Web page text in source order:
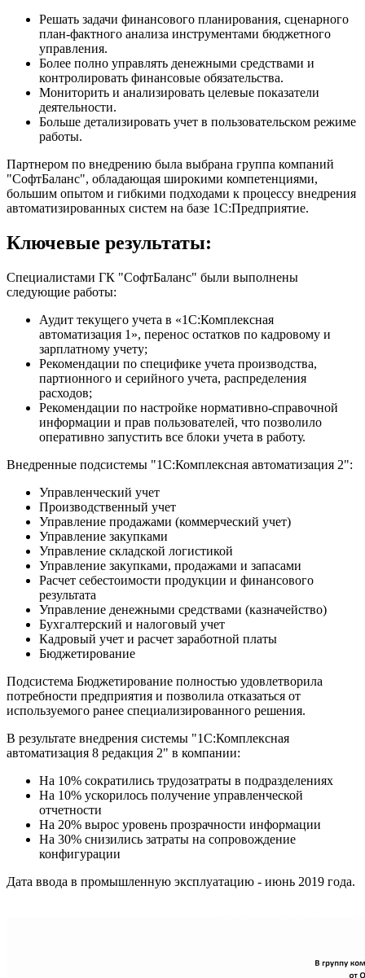
Решать задачи финансового планирования, сценарного
план-фактного анализа инструментами бюджетного
управления.
Более полно управлять денежными средствами и
контролировать финансовые обязательства.
Мониторить и анализировать целевые показатели
деятельности.
Больше детализировать учет в пользовательском режиме
работы.
Партнером по внедрению была выбрана группа компаний
"СофтБаланс", обладающая широкими компетенциями,
большим опытом и гибкими подходами к процессу внедрения
автоматизированных систем на базе 1С:Предприятие.
Ключевые результаты:
Специалистами ГК "СофтБаланс" были выполнены
следующие работы:
Аудит текущего учета в «1С:Комплексная
автоматизация 1», перенос остатков по кадровому и
зарплатному учету;
Рекомендации по специфике учета производства,
партионного и серийного учета, распределения
расходов;
Рекомендации по настройке нормативно-справочной
информации и прав пользователей, что позволило
оперативно запустить все блоки учета в работу.
Внедренные подсистемы "1С:Комплексная автоматизация 2":
Управленческий учет
Производственный учет
Управление продажами (коммерческий учет)
Управление закупками
Управление складской логистикой
Управление закупками, продажами и запасами
Расчет себестоимости продукции и финансового
результата
Управление денежными средствами (казначейство)
Бухгалтерский и налоговый учет
Кадровый учет и расчет заработной платы
Бюджетирование
Подсистема Бюджетирование полностью удовлетворила
потребности предприятия и позволила отказаться от
используемого ранее специализированного решения.
В результате внедрения системы "1С:Комплексная
автоматизация 8 редакция 2" в компании:
На 10% сократились трудозатраты в подразделениях
На 10% ускорилось получение управленческой
отчетности
На 20% вырос уровень прозрачности информации
На 30% снизились затраты на сопровождение
конфигурации
Дата ввода в промышленную эксплуатацию - июнь 2019 года.